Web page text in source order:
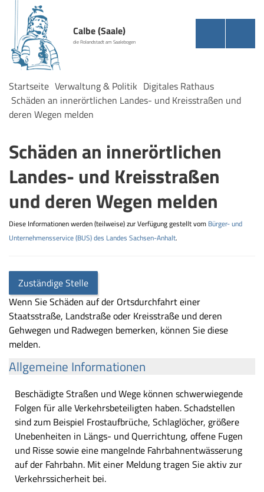
Calbe (Saale)
die Rolandstadt am Saalebogen
Startseite Verwaltung & Politik Digitales Rathaus
Schäden an innerörtlichen Landes- und Kreisstraßen und
deren Wegen melden
Schäden an innerörtlichen
Landes- und Kreisstraßen
und deren Wegen melden
Diese Informationen werden (teilweise) zur Verfügung gestellt vom Bürger- und
Unternehmensservice (BUS) des Landes Sachsen-Anhalt.
Zuständige Stelle
Wenn Sie Schäden auf der Ortsdurchfahrt einer
Staatsstraße, Landstraße oder Kreisstraße und deren
Gehwegen und Radwegen bemerken, können Sie diese
melden.
Allgemeine Informationen
Beschädigte Straßen und Wege können schwerwiegende
Folgen für alle Verkehrsbeteiligten haben. Schadstellen
sind zum Beispiel Frostaufbrüche, Schlaglöcher, größere
Unebenheiten in Längs- und Querrichtung, offene Fugen
und Risse sowie eine mangelnde Fahrbahnentwässerung
auf der Fahrbahn. Mit einer Meldung tragen Sie aktiv zur
Verkehrssicherheit bei.